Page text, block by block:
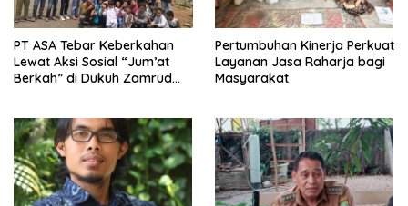
PT ASA Tebar Keberkahan
Lewat Aksi Sosial “Jum’at
Berkah” di Dukuh Zamrud
Pertumbuhan Kinerja Perkuat
Layanan Jasa Raharja bagi
Masyarakat